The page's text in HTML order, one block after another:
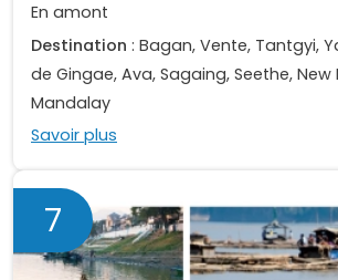
En amont
Destination : Bagan, Vente, Tantgyi,
de Gingae, Ava, Sagaing, Seethe, New
Mandalay
Savoir plus
7